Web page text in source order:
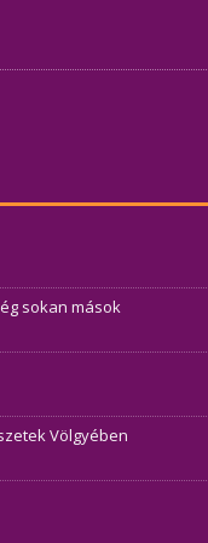
sokan mások
Völgyében